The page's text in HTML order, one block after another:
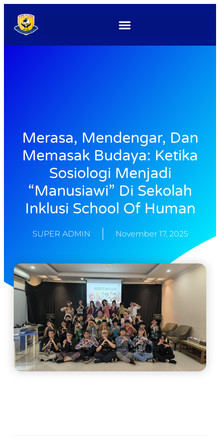
Merasa, Mendengar, Dan
Memasak Budaya: Ketika
Sosiologi Menjadi
“Manusiawi” Di Sekolah
Inklusi School Of Human
SUPER ADMIN November 17, 2025